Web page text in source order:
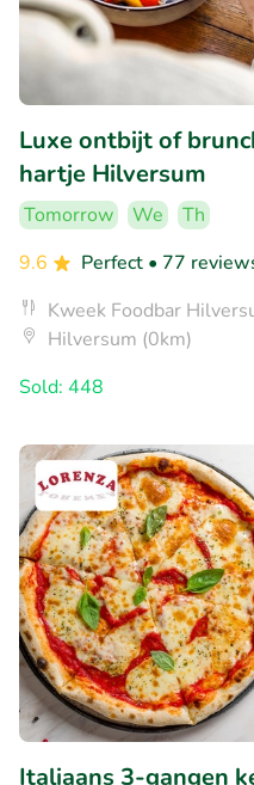
Luxe ontbijt of
hartje Hilversum
Tomorrow We
Th
9.6
Perfect • 77
Kweek Foodbar
Hilversum (0km)
Sold: 448
Italiaans 3-gangen